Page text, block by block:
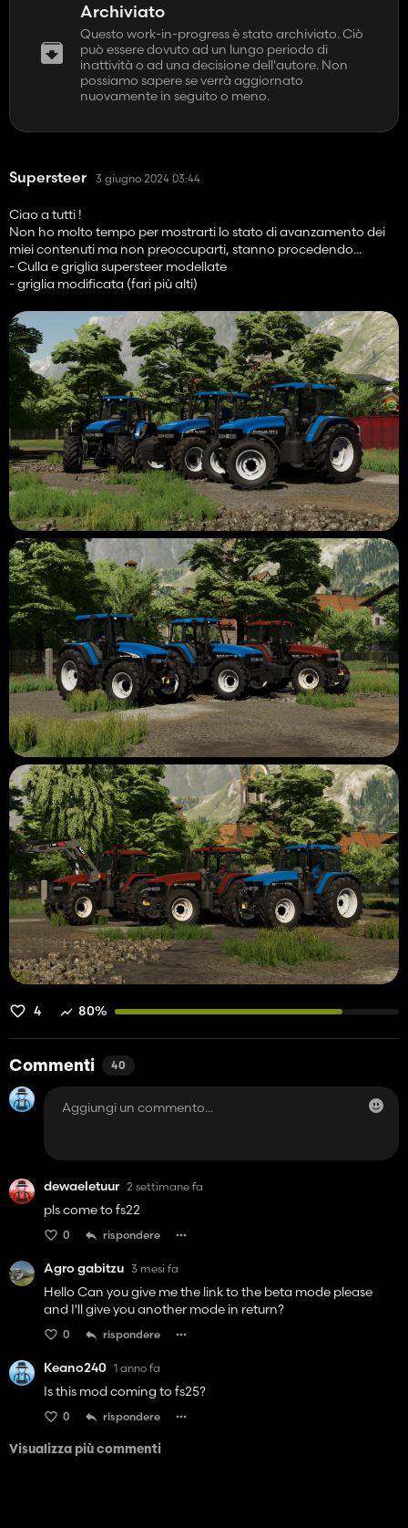
Archiviato
Questo work-in-progress è stato archiviato. Ciò
può essere dovuto ad un lungo periodo di
inattività o ad una decisione dell'autore. Non
possiamo sapere se verrà aggiornato
nuovamente in seguito o meno.
Supersteer 3 giugno 2024 03:44
Ciao a tutti !
Non ho molto tempo per mostrarti lo stato di avanzamento dei
miei contenuti ma non preoccuparti, stanno procedendo...
- Culla e griglia supersteer modellate
- griglia modificata (fari più alti)
4 80%
Commenti 40
dewaeletuur 2 settimane fa
pls come to fs22
0 rispondere
Agro gabitzu 3 mesi fa
Hello Can you give me the link to the beta mode please
and I'll give you another mode in return?
0 rispondere
Keano240 1 anno fa
Is this mod coming to fs25?
0 rispondere
Visualizza più commenti